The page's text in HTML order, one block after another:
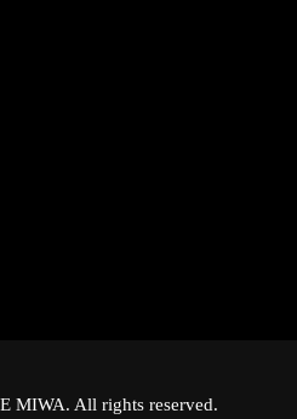
MIWA. All rights reserved.